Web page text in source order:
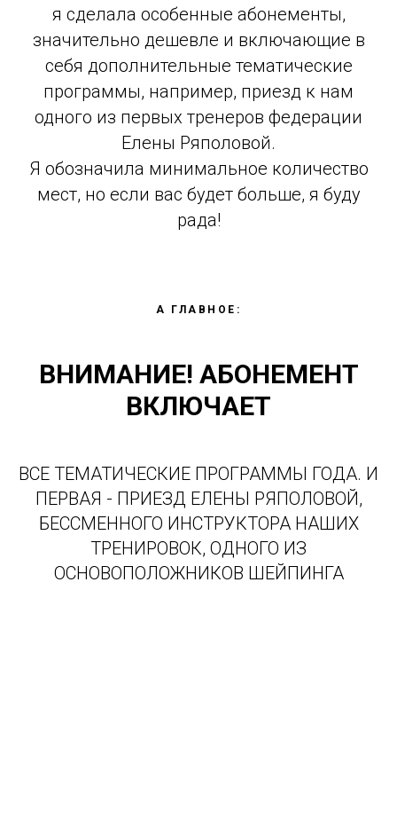
я сделала особенные абонементы,
значительно дешевле и включающие в
себя дополнительные тематические
программы, например, приезд к нам
одного из первых тренеров федерации
Елены Ряполовой.
Я обозначила минимальное количество
мест, но если вас будет больше, я буду
рада!
А ГЛАВНОЕ:
ВНИМАНИЕ! АБОНЕМЕНТ
ВКЛЮЧАЕТ
ВСЕ ТЕМАТИЧЕСКИЕ ПРОГРАММЫ ГОДА. И
ПЕРВАЯ - ПРИЕЗД ЕЛЕНЫ РЯПОЛОВОЙ,
БЕССМЕННОГО ИНСТРУКТОРА НАШИХ
ТРЕНИРОВОК, ОДНОГО ИЗ
ОСНОВОПОЛОЖНИКОВ ШЕЙПИНГА